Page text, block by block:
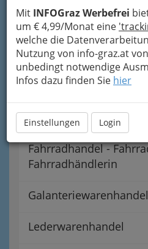
Mit INFOGraz Werbefrei
um € 4,99/Monat eine
welche die
Nutzung von info-graz.at
unbedingt notwendige
Infos dazu finden Sie hier
Einstellungen Login
Navigation
Spielsachen -
Fahrradhandel -
Fahrradhändlerin
Galanteriewarenhandel
Lederwarenhandel